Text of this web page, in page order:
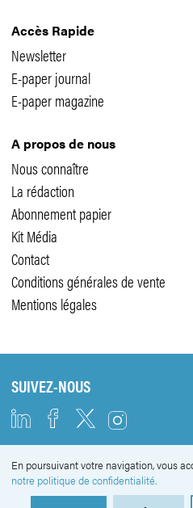
Accès Rapide
Newsletter
E-paper journal
E-paper magazine
A propos de nous
Nous connaître
La rédaction
Abonnement papier
Kit Média
Contact
Conditions générales de vente
Mentions légales
SUIVEZ-NOUS
NEWSLETTER
En poursuivant votre navigation, vous
notre politique de confidentialité.